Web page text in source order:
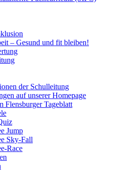
– Gesund und fit bleiben!
der Schulleitung
auf unserer Homepage
Flensburger Tageblatt
Jump
Sky-Fall
Race